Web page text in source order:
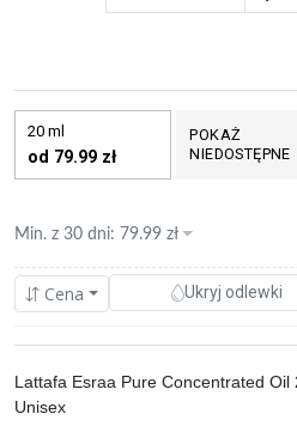
20 ml
od 79.99 zł
POKAŻ
NIEDOSTĘPNE
Cena Ukryj odlewki
Min. z 30 dni: 79.99 zł
Lattafa Esraa Pure Concentrated
Unisex